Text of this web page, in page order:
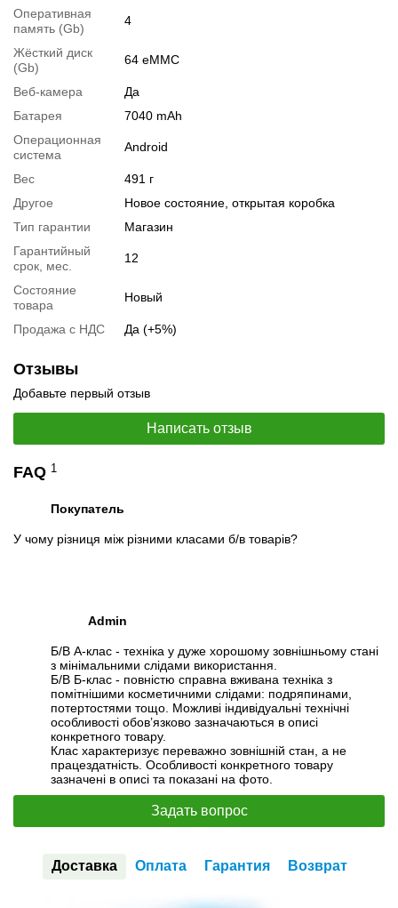
Новое состояние, открытая коробка
Возможна модификация:
1.Увеличение объёма RAM
2.Увеличение размера HDDили
Вы можете расширить срок гарантии на
Возможна также комплектация
мышкой
Для этого добавьте в корзину соответствующую позицию с
раздела"Аксессуары"
Спецификация процессора:
Запрос оптовой цены
Отслеживать на Facebook
Оперативная
память (Gb)
4
Жёсткий диск
(Gb)
64 eMMC
Веб-камера
Да
Батарея
7040 mAh
Операционная
система
Android
Вес
491 г
Другое
Новое состояние, открытая коробка
Тип гарантии
Магазин
Гарантийный
срок, мес.
12
Состояние
товара
Новый
Продажа с НДС Да (+5%)
Отзывы
Добавьте первый отзыв
Написать отзыв
FAQ 1
Покупатель
У чому різниця між різними класами б/в товарів?
Admin
Б/В А-клас - техніка у дуже хорошому зовнішньому стані
з мінімальними слідами використання.
Б/В Б-клас - повністю справна вживана техніка з
помітнішими косметичними слідами: подряпинами,
потертостями тощо. Можливі індивідуальні технічні
особливості обов’язково зазначаються в описі
конкретного товару.
Клас характеризує переважно зовнішній стан, а не
працездатність. Особливості конкретного товару
зазначені в описі та показані на фото.
Задать вопрос
Доставка Оплата Гарантия Возврат